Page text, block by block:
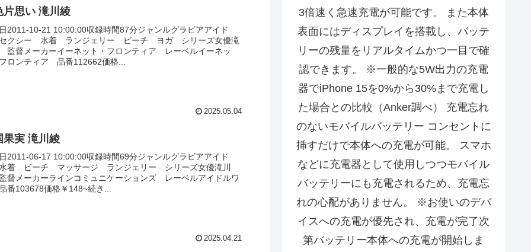
片思い 滝川綾
2011-10-21 10:00:00収録時間87分ジャンルグラビアアイド
クシー 水着 ランジェリー ビーチ ヨガ シリーズ女優滝
監督メーカーイーネット・フロンティア レーベルイーネッ
ロンティア 品番112662価格...
2025.05.04
果実 滝川綾
2011-06-17 10:00:00収録時間69分ジャンルグラビアアイド
着 ビーチ マッサージ ランジェリー シリーズ女優滝川
督メーカーラインコミュニケーションズ レーベルアイドルワ
番103678価格￥148~続き...
2025.04.21
3倍速く急速充電が可能です。 また本体
表面にはディスプレイを搭載し、バッテ
リーの残量をリアルタイムかつ一目で確
認できます。 ※一般的な5W出力の充電
器でiPhone 15を0%から30%まで充電し
た場合との比較（Anker調べ） 充電忘れ
のないモバイルバッテリー コンセントに
挿すだけで本体への充電が可能。 スマホ
などに充電器として使用しつつモバイル
バッテリーにも充電されるため、充電忘
れの心配がありません。 ※お使いのデバ
イスへの充電が優先され、充電が完了次
第バッテリー本体への充電が開始しま